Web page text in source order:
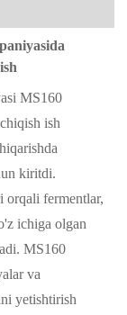
MS160
ish
kiritdi.
orqali fermentlar,
ichiga olgan
MS160
va
yetishtirish